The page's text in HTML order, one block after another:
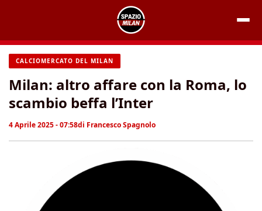
contenuto
CALCIOMERCATO DEL MILAN
Milan: altro affare con la Roma, lo
scambio beffa l’Inter
4 Aprile 2025 - 07:58di Francesco Spagnolo